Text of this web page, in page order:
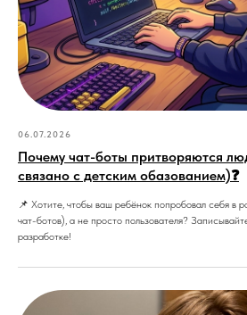
06.07.2026
Почему чат-боты притворяются
связано с детским обазованием)❓
📌 Хотите, чтобы ваш ребёнок попробовал себя в
чат-ботов), а не просто пользователя?
разработке!